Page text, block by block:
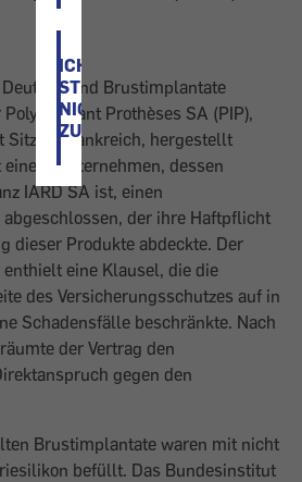
ICH
STIMME
NICHT
ZU
Brustimplantate
Implant Prothèses SA (PIP),
Sitz in Frankreich, hergestellt
Unternehmen, dessen
IARD SA ist, einen
der ihre Haftpflicht
dieser Produkte abdeckte. Der
eine Klausel, die die
des Versicherungsschutzes auf in
Schadensfälle beschränkte. Nach
der Vertrag den
gegen den
Brustimplantate waren mit nicht
befüllt. Das Bundesinstitut